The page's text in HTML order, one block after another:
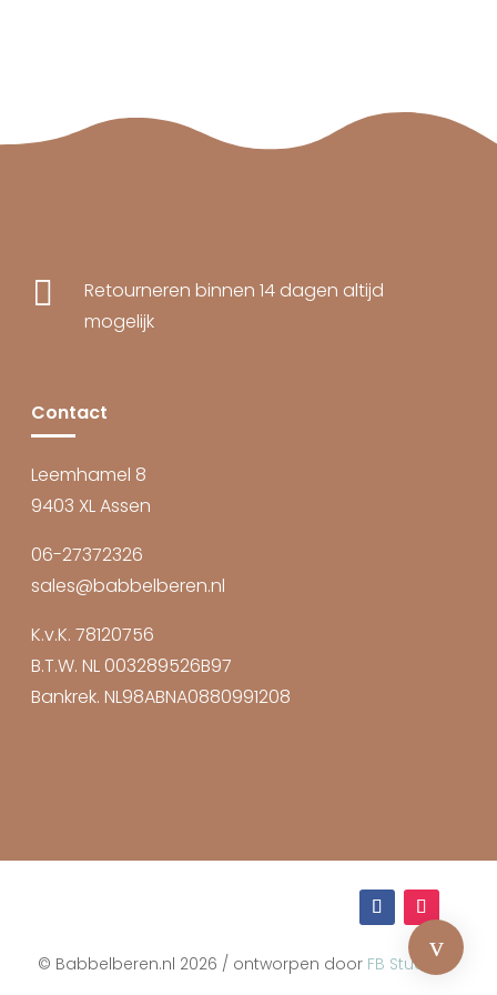

Retourneren binnen 14 dagen altijd
mogelijk
Contact
Leemhamel 8
9403 XL Assen
06-27372326
sales@babbelberen.nl
K.v.K. 78120756
B.T.W. NL 003289526B97
Bankrek. NL98ABNA0880991208
© Babbelberen.nl 2026 / ontworpen door FB Studio
v


